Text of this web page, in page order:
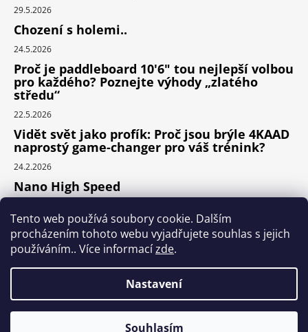
Tento web používá soubory cookie. Dalším
procházením tohoto webu vyjadřujete souhlas s jejich
používáním.. Více informacízde.
Nastavení
Souhlasím
29.5.2026
Chození s holemi..
24.5.2026
Proč je paddleboard 10'6" tou nejlepší volbou
pro každého? Poznejte výhody „zlatého
středu“
22.5.2026
Vidět svět jako profík: Proč jsou brýle 4KAAD
naprostý game-changer pro váš trénink?
24.2.2026
Nano High Speed
Nejlepší cyklodoplňky v porovnání cena /
výkon
Vytvořil Shoptet